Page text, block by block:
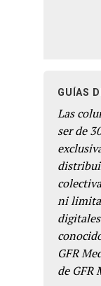
GUÍAS
Las
ser de
ni
GFR
de GFR